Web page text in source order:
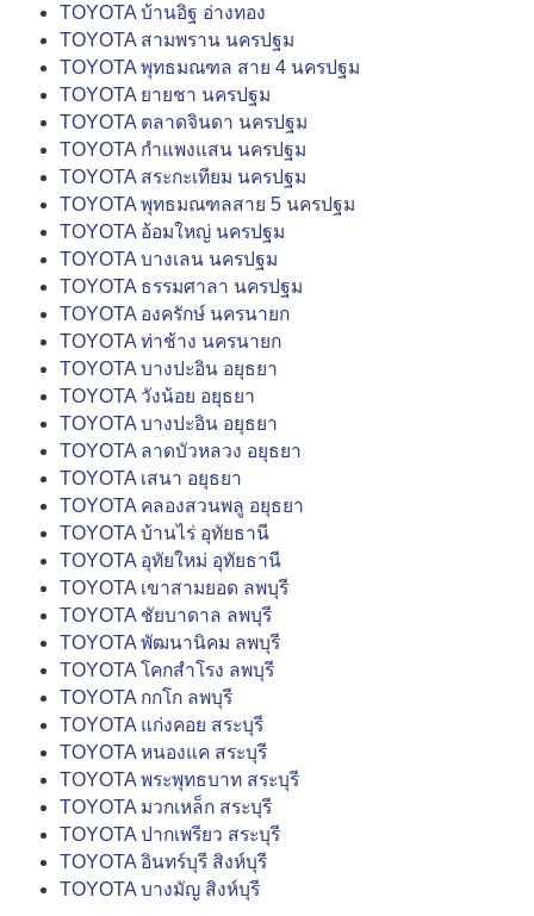
TOYOTA บ้านอิฐ อ่างทอง
TOYOTA สามพราน นครปฐม
TOYOTA พุทธมณฑล สาย 4 นครปฐม
TOYOTA ยายชา นครปฐม
TOYOTA ตลาดจินดา นครปฐม
TOYOTA กำแพงแสน นครปฐม
TOYOTA สระกะเทียม นครปฐม
TOYOTA พุทธมณฑลสาย 5 นครปฐม
TOYOTA อ้อมใหญ่ นครปฐม
TOYOTA บางเลน นครปฐม
TOYOTA ธรรมศาลา นครปฐม
TOYOTA องครักษ์ นครนายก
TOYOTA ท่าช้าง นครนายก
TOYOTA บางปะอิน อยุธยา
TOYOTA วังน้อย อยุธยา
TOYOTA บางปะอิน อยุธยา
TOYOTA ลาดบัวหลวง อยุธยา
TOYOTA เสนา อยุธยา
TOYOTA คลองสวนพลู อยุธยา
TOYOTA บ้านไร่ อุทัยธานี
TOYOTA อุทัยใหม่ อุทัยธานี
TOYOTA เขาสามยอด ลพบุรี
TOYOTA ชัยบาดาล ลพบุรี
TOYOTA พัฒนานิคม ลพบุรี
TOYOTA โคกสำโรง ลพบุรี
TOYOTA กกโก ลพบุรี
TOYOTA แก่งคอย สระบุรี
TOYOTA หนองแค สระบุรี
TOYOTA พระพุทธบาท สระบุรี
TOYOTA มวกเหล็ก สระบุรี
TOYOTA ปากเพรียว สระบุรี
TOYOTA อินทร์บุรี สิงห์บุรี
TOYOTA บางมัญ สิงห์บุรี